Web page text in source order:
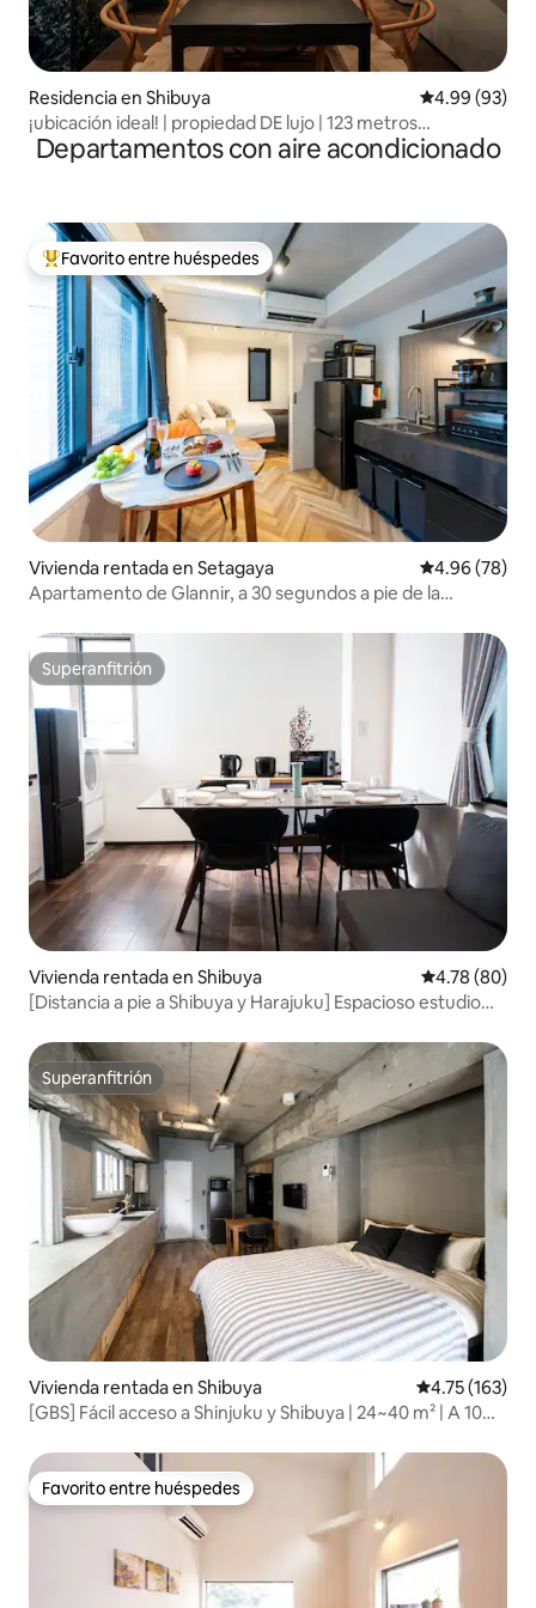
Residencia en Shibuya Calificación
4.99 (93)
¡ubicación ideal! | propiedad DE lujo | 123 metros
cuadrados
Departamentos con aire acondicionado
De los mejores en Favorito entre huéspedes
Favorito entre huéspedes
Vivienda rentada en Setagaya Calificación
4.96 (78)
Apartamento de Glannir, a 30 segundos a pie de la
Superanfitrión
Superanfitrión
Vivienda rentada en Shibuya Calificación
4.78 (80)
[Distancia a pie a Shibuya y Harajuku] Espacioso estudio
Superanfitrión
Superanfitrión
Vivienda rentada en Shibuya Calificación
4.75 (163)
[GBS] Fácil acceso a Shinjuku y Shibuya | 24~40 m² | A 10
hachiman | Hasta 6...
Favorito entre huéspedes
Favorito entre huéspedes